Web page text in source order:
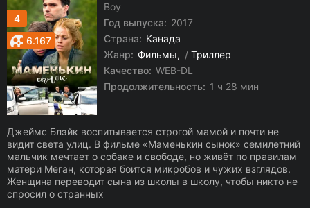
4
6.167
Boy
Год выпуска: 2017
Страна: Канада
Жанр: Фильмы / Триллер
Качество: WEB-DL
Продолжительность: 1 ч 28 мин
Джеймс Блэйк воспитывается строгой мамой и почти не
видит света улиц. В фильме «Маменькин сынок» семилетний
мальчик мечтает о собаке и свободе, но живёт по правилам
матери Меган, которая боится микробов и чужих взглядов.
Женщина переводит сына из школы в школу, чтобы никто не
спросил о странных